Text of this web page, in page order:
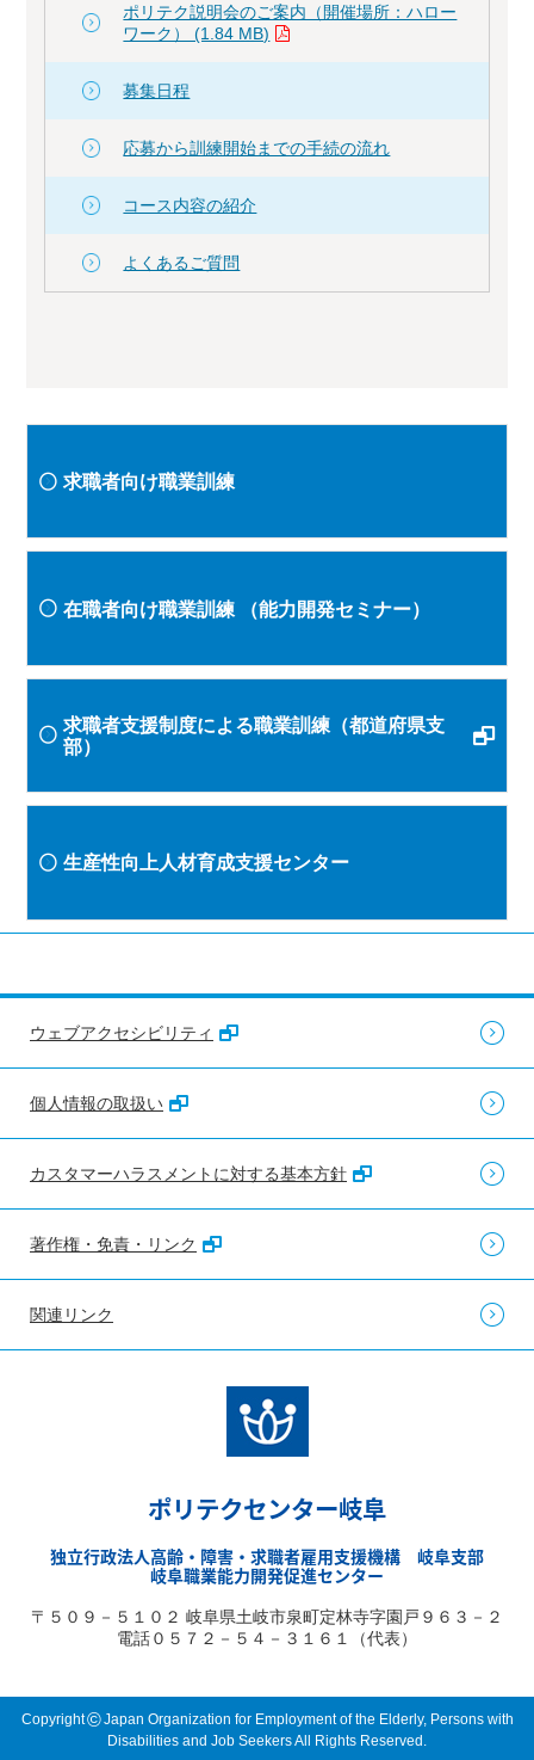
ポリテク説明会のご案内（開催場所：ハロー
ワーク） (1.84 MB)
募集日程
応募から訓練開始までの手続の流れ
コース内容の紹介
よくあるご質問
求職者向け職業訓練
在職者向け職業訓練 （能力開発セミナー）
求職者支援制度による職業訓練（都道府県支
部）
生産性向上人材育成支援センター
ウェブアクセシビリティ
個人情報の取扱い
カスタマーハラスメントに対する基本方針
著作権・免責・リンク
関連リンク
ポリテクセンター岐阜
独立行政法人高齢・障害・求職者雇用支援機構 岐阜支部
岐阜職業能力開発促進センター
〒５０９－５１０２ 岐阜県土岐市泉町定林寺字園戸９６３－２
電話０５７２－５４－３１６１（代表）
Copyright©Japan Organization for Employment of the Elderly, Persons with
Disabilities and Job Seekers All Rights Reserved.